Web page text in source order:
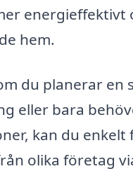
energieffektivt
hem.
du planerar en
eller bara
kan du enkelt
olika företag